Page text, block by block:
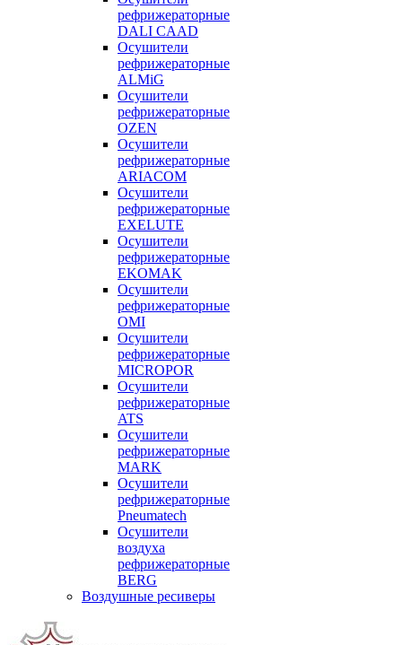
рефрижераторные
DALI CAAD
Осушители
рефрижераторные
ALMiG
Осушители
рефрижераторные
OZEN
Осушители
рефрижераторные
ARIACOM
Осушители
рефрижераторные
EXELUTE
Осушители
рефрижераторные
EKOMAK
Осушители
рефрижераторные
OMI
Осушители
рефрижераторные
MICROPOR
Осушители
рефрижераторные
ATS
Осушители
рефрижераторные
MARK
Осушители
рефрижераторные
Pneumatech
Осушители
воздуха
рефрижераторные
BERG
Воздушные ресиверы